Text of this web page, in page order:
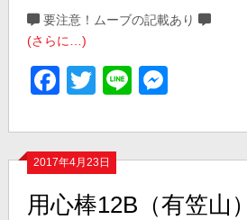
要注意！ムーブの記載あり
(さらに…)
Facebook
Twitter
Line
2017年4月23日
用心棒12B（有笠山